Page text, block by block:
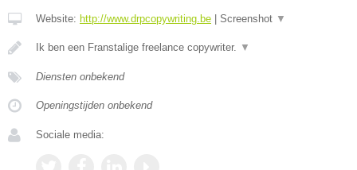
Website: http://www.drpcopywriting.be Screenshot ▼
Ik ben een Franstalige freelance copywriter. ▼
Diensten onbekend
Openingstijden onbekend
Sociale media: